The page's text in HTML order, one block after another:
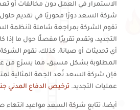
الاستمرار في العمل دون مخالفات أو
شركة السعد دورًا محوريًا في تقديم
تقوم الشركة بمراجعة شاملة لأنظمة
التجديد، وتقدم تقريرًا مفصلًا حول ما إذا
أي تحديثات أو صيانة. كذلك، تقوم
المطلوبة بشكل مسبق، مما يسرّع من
فإن شركة السعد تُعد الجهة المثالية
عمليات التجديد. ترخيص الدفاع المدني
أيضا، تتابع شركة السعد مواعيد انتهاء